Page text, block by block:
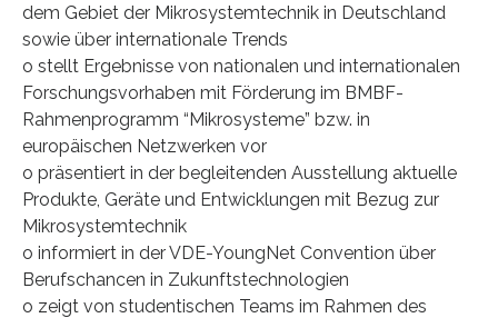
dem Gebiet der Mikrosystemtechnik in Deutschland
sowie über internationale Trends
o stellt Ergebnisse von nationalen und internationalen
Forschungsvorhaben mit Förderung im BMBF-
Rahmenprogramm “Mikrosysteme” bzw. in
europäischen Netzwerken vor
o präsentiert in der begleitenden Ausstellung aktuelle
Produkte, Geräte und Entwicklungen mit Bezug zur
Mikrosystemtechnik
o informiert in der VDE-YoungNet Convention über
Berufschancen in Zukunftstechnologien
o zeigt von studentischen Teams im Rahmen des